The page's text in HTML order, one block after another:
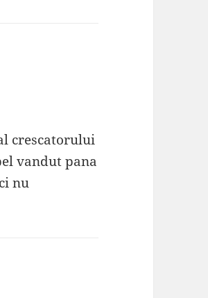
crescatorului
vandut pana
nu